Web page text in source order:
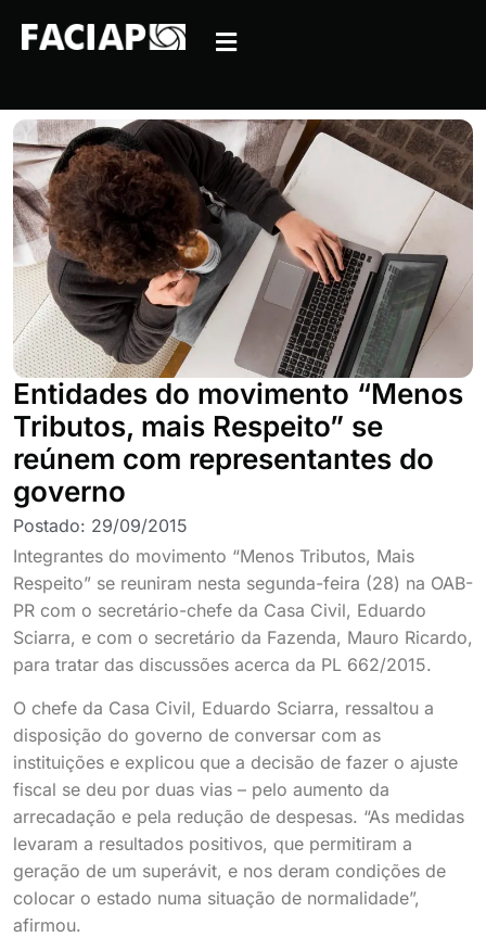
Entidades do movimento “Menos
Tributos, mais Respeito” se
reúnem com representantes do
governo
Postado: 29/09/2015
Integrantes do movimento “Menos Tributos, Mais
Respeito” se reuniram nesta segunda-feira (28) na OAB-
PR com o secretário-chefe da Casa Civil, Eduardo
Sciarra, e com o secretário da Fazenda, Mauro Ricardo,
para tratar das discussões acerca da PL 662/2015.
O chefe da Casa Civil, Eduardo Sciarra, ressaltou a
disposição do governo de conversar com as
instituições e explicou que a decisão de fazer o ajuste
fiscal se deu por duas vias – pelo aumento da
arrecadação e pela redução de despesas. “As medidas
levaram a resultados positivos, que permitiram a
geração de um superávit, e nos deram condições de
colocar o estado numa situação de normalidade”,
afirmou.